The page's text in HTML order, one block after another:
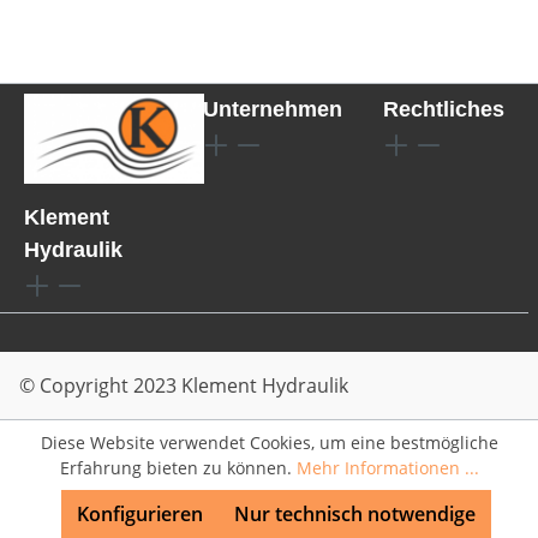
Klement
Hydraulik
Unternehmen Rechtliches
© Copyright 2023 Klement Hydraulik
Diese Website verwendet Cookies, um eine bestmögliche
Erfahrung bieten zu können. Mehr Informationen ...
Nur technisch notwendige
Konfigurieren